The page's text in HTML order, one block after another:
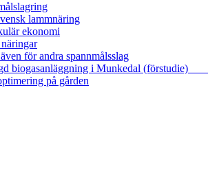
lammnäring
ekonomi
för andra spannmålsslag
biogasanläggning i Munkedal (förstudie)
på gården